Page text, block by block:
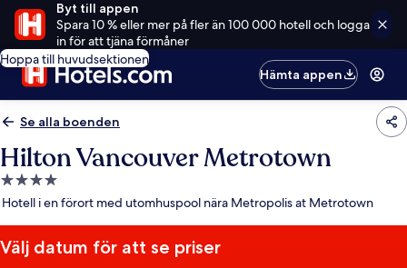
Byt till appen
Spara 10 % eller mer på fler än 100 000 hotell och logga
in för att tjäna förmåner
Hoppa till huvudsektionen
Hämta appen
Se alla boenden
Hilton Vancouver Metrotown
4.0-
stjärnigt
Hotell i en förort med utomhuspool nära Metropolis at Metrotown
Välj datum för att se priser